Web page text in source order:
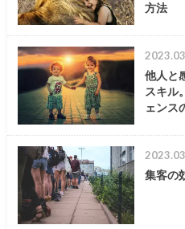
方法
他人と
スキル
ェンス
集客の